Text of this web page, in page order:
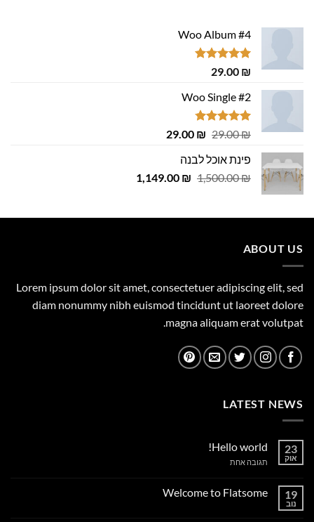
Woo Album #4
דורג5.00
29.00 ₪
Woo Single #2
דורג4.75
29.00₪
המחיר
היה:
29.00 ₪.
29.00 ₪
המחיר
29.00 ₪.
פינת אוכל לבנה
1,500.00₪
המחיר
1,500.00 ₪.
1,149.00 ₪
המחיר
1,149.00 ₪.
ABOUT US
Lorem ipsum dolor sit amet, consectetuer adipiscing elit, sed
diam nonummy nibh euismod tincidunt ut laoreet dolore
magna aliquam erat volutpat.
LATEST NEWS
23
אוק
Hello world!
תגובה אחתעל
19
נוב
Welcome to Flatsome